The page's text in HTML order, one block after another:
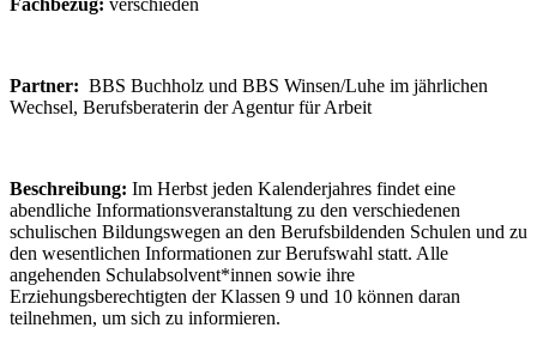
Partner: BBS Buchholz und BBS Winsen/Luhe im jährlichen
Wechsel, Berufsberaterin der Agentur für Arbeit
Beschreibung: Im Herbst jeden Kalenderjahres findet eine
abendliche Informationsveranstaltung zu den verschiedenen
schulischen Bildungswegen an den Berufsbildenden Schulen und zu
den wesentlichen Informationen zur Berufswahl statt. Alle
angehenden Schulabsolvent*innen sowie ihre
Erziehungsberechtigten der Klassen 9 und 10 können daran
teilnehmen, um sich zu informieren.